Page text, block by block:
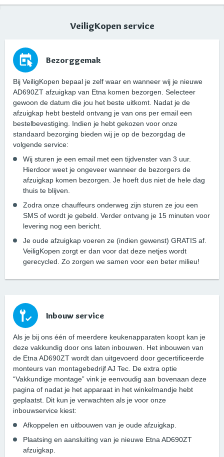
benodigde hoogte van 20cm. Capaciteit
VeiligKopen service
Bezorggemak
Bij VeiligKopen bepaal je zelf waar en wanneer wij je nieuwe
AD690ZT afzuigkap van Etna komen bezorgen. Selecteer
gewoon de datum die jou het beste uitkomt. Nadat je de
afzuigkap hebt besteld ontvang je van ons per email een
bestelbevestiging. Indien je hebt gekozen voor onze
standaard bezorging bieden wij je op de bezorgdag de
volgende service:
Wij sturen je een email met een tijdvenster van 3 uur.
Hierdoor weet je ongeveer wanneer de bezorgers de
afzuigkap komen bezorgen. Je hoeft dus niet de hele dag
thuis te blijven.
Zodra onze chauffeurs onderweg zijn sturen ze jou een
SMS of wordt je gebeld. Verder ontvang je 15 minuten voor
levering nog een bericht.
Je oude afzuigkap voeren ze (indien gewenst) GRATIS af.
VeiligKopen zorgt er dan voor dat deze netjes wordt
gerecycled. Zo zorgen we samen voor een beter milieu!
Inbouw service
Als je bij ons één of meerdere keukenapparaten koopt kan je
deze vakkundig door ons laten inbouwen. Het inbouwen van
de Etna AD690ZT wordt dan uitgevoerd door gecertificeerde
monteurs van montagebedrijf AJ Tec. De extra optie
“Vakkundige montage” vink je eenvoudig aan bovenaan deze
pagina of nadat je het apparaat in het winkelmandje hebt
geplaatst. Dit kun je verwachten als je voor onze
inbouwservice kiest:
Afkoppelen en uitbouwen van je oude afzuigkap.
Plaatsing en aansluiting van je nieuwe Etna AD690ZT
afzuigkap.